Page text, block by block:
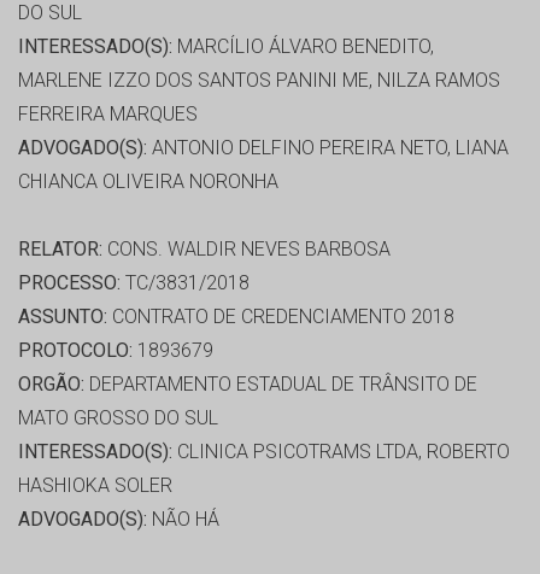
DO SUL
INTERESSADO(S): MARCÍLIO ÁLVARO BENEDITO,
MARLENE IZZO DOS SANTOS PANINI ME, NILZA RAMOS
FERREIRA MARQUES
ADVOGADO(S): ANTONIO DELFINO PEREIRA NETO, LIANA
CHIANCA OLIVEIRA NORONHA
RELATOR: CONS. WALDIR NEVES BARBOSA
PROCESSO: TC/3831/2018
ASSUNTO: CONTRATO DE CREDENCIAMENTO 2018
PROTOCOLO: 1893679
ORGÃO: DEPARTAMENTO ESTADUAL DE TRÂNSITO DE
MATO GROSSO DO SUL
INTERESSADO(S): CLINICA PSICOTRAMS LTDA, ROBERTO
HASHIOKA SOLER
ADVOGADO(S): NÃO HÁ